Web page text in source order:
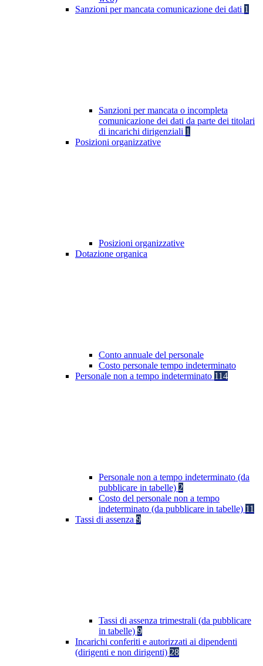
Sanzioni per mancata comunicazione dei dati 1
Sanzioni per mancata o incompleta
comunicazione dei dati da parte dei titolari
di incarichi dirigenziali 1
Posizioni organizzative
Posizioni organizzative
Dotazione organica
Conto annuale del personale
Costo personale tempo indeterminato
Personale non a tempo indeterminato 114
Personale non a tempo indeterminato (da
pubblicare in tabelle) 2
Costo del personale non a tempo
indeterminato (da pubblicare in tabelle) 11
Tassi di assenza 9
Tassi di assenza trimestrali (da pubblicare
in tabelle) 9
Incarichi conferiti e autorizzati ai dipendenti
(dirigenti e non dirigenti) 28